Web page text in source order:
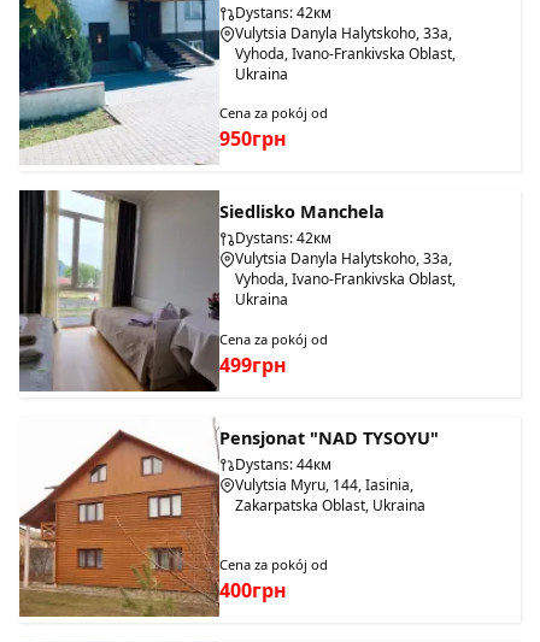
Dystans: 42км
Vulytsia Danyla Halytskoho, 33a,
Vyhoda, Ivano-Frankivska Oblast,
Ukraina
Cena za pokój od
950грн
Siedlisko Manchela
Dystans: 42км
Vulytsia Danyla Halytskoho, 33a,
Vyhoda, Ivano-Frankivska Oblast,
Ukraina
Cena za pokój od
499грн
Pensjonat "NAD TYSOYU"
Dystans: 44км
Vulytsia Myru, 144, Iasinia,
Zakarpatska Oblast, Ukraina
Cena za pokój od
400грн